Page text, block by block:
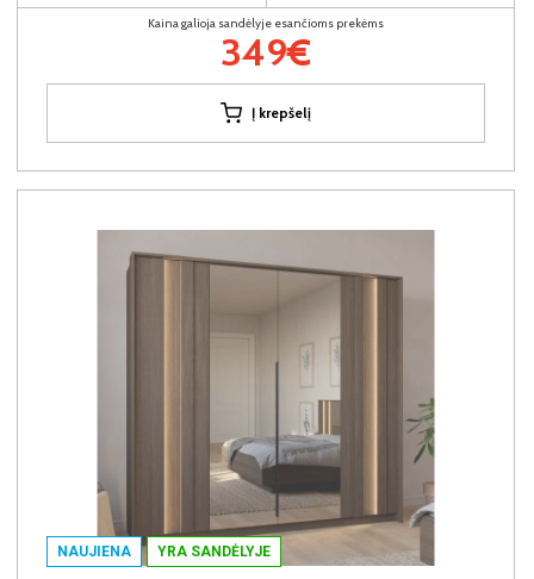
Kaina galioja sandėlyje esančioms prekėms
349€
Į krepšelį
NAUJIENA YRA SANDĖLYJE